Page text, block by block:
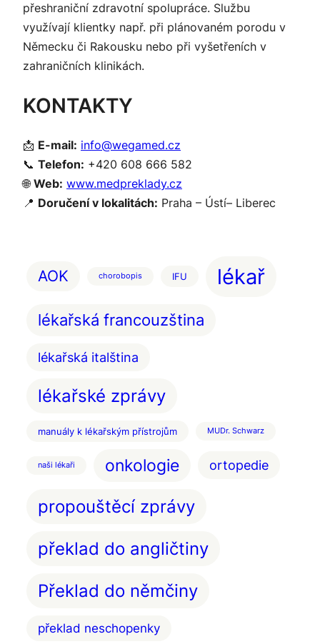
přeshraniční zdravotní spolupráce. Službu
využívají klientky např. při plánovaném porodu v
Německu či Rakousku nebo při vyšetřeních v
zahraničních klinikách.
KONTAKTY
📩 E-mail: info@wegamed.cz
📞 Telefon: +420 608 666 582
🌐Web: www.medpreklady.cz
📍 Doručení v lokalitách: Praha – Ústí– Liberec
AOK chorobopis IFU lékař
lékařská francouzština
lékařská italština
lékařské zprávy
manuály k lékařským přístrojům MUDr. Schwarz
naši lékaři onkologie ortopedie
propouštěcí zprávy
překlad do angličtiny
Překlad do němčiny
překlad neschopenky